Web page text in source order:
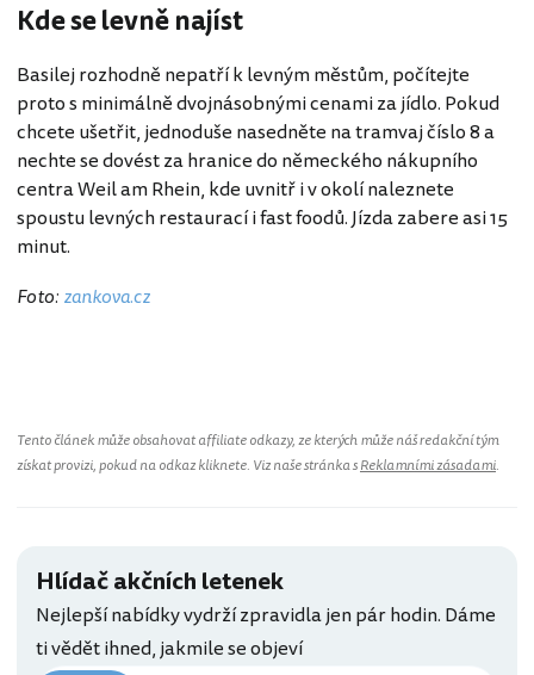
Kde se levně najíst
Basilej rozhodně nepatří k levným městům, počítejte
proto s minimálně dvojnásobnými cenami za jídlo. Pokud
chcete ušetřit, jednoduše nasedněte na tramvaj číslo 8 a
nechte se dovést za hranice do německého nákupního
centraWeil am Rhein, kde uvnitř i v okolí naleznete
spoustu levných restaurací i fast foodů. Jízda zabere asi 15
minut.
Foto: zankova.cz
Tento článek může obsahovat affiliate odkazy, ze kterých může náš redakční tým
získat provizi, pokud na odkaz kliknete. Viz naše stránka sReklamními zásadami.
Hlídač akčních letenek
Nejlepší nabídky vydrží zpravidla jen pár hodin. Dáme
ti vědět ihned, jakmile se objeví